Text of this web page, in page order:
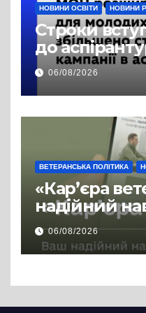
НОВИНИ ОСВІТИ НОВИНИ
Строки
до
продовжено
06/08/2026
ВЕТЕРАНСЬКА ПОЛІТИКА
«Кар’єра
надійний
цивільній
06/08/2026